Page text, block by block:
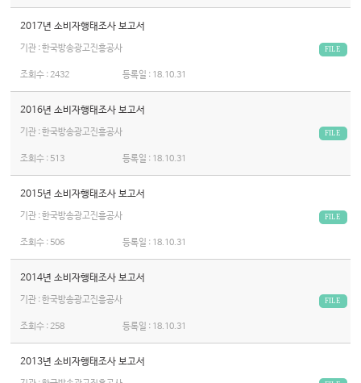
2017년 소비자행태조사 보고서
기관 : 한국방송광고진흥공사 FILE
조회수 :2432 등록일 : 18.10.31
2016년 소비자행태조사 보고서
기관 : 한국방송광고진흥공사 FILE
조회수 : 513 등록일 : 18.10.31
2015년 소비자행태조사 보고서
기관 : 한국방송광고진흥공사 FILE
조회수 : 506 등록일 : 18.10.31
2014년 소비자행태조사 보고서
기관 : 한국방송광고진흥공사 FILE
조회수 :258 등록일 : 18.10.31
2013년 소비자행태조사 보고서